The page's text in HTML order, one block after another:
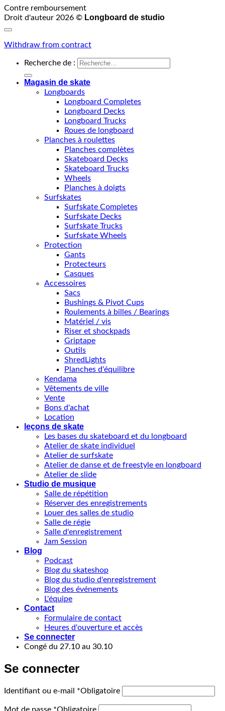
Contre remboursement
Droit d'auteur 2026 © Longboard de studio
Withdraw from contract
Recherche de :
Magasin de skate
Longboards
Longboard Completes
Longboard Decks
Longboard Trucks
Roues de longboard
Planches à roulettes
Planches complètes
Skateboard Decks
Skateboard Trucks
Wheels
Planches à doigts
Surfskates
Surfskate Completes
Surfskate Decks
Surfskate Trucks
Surfskate Wheels
Protection
Gants
Protecteurs
Casques
Accessoires
Sacs
Bushings & Pivot Cups
Roulements à billes / Bearings
Matériel / vis
Riser et shockpads
Griptape
Outils
ShredLights
Planches d'équilibre
Kendama
Vêtements de ville
Vente
Bons d'achat
Location
leçons de skate
Les bases du skateboard et du longboard
Atelier de skate individuel
Atelier de surfskate
Atelier de danse et de freestyle en longboard
Atelier de slide
Studio de musique
Salle de répétition
Réserver des enregistrements
Louer des salles de studio
Salle de régie
Salle d'enregistrement
Jam Session
Blog
Podcast
Blog du skateshop
Blog du studio d'enregistrement
Blog des événements
L'équipe
Contact
Formulaire de contact
Heures d'ouverture et accès
Se connecter
Congé du 27.10 au 30.10
Se connecter
Identifiant ou e-mail *Obligatoire